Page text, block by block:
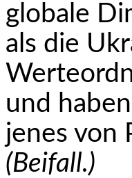
globale
als die
und
jenes von
(Beifall.)